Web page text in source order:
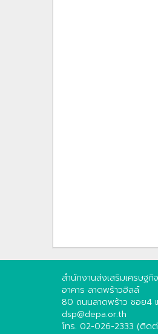
สำนักงานส่งเสริมเศรษฐ
อาคาร ลาดพร้าวฮิลล์
80 ถนนลาดพร้าว ซอย4
dsp@depa.or.th
โทร. 02-026-2333 (ติด